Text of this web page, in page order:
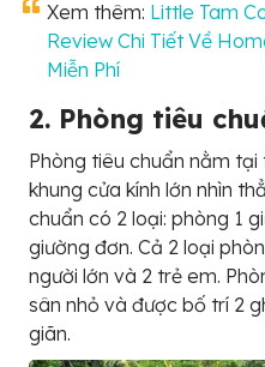
Xem thêm: Little Tam
Review Chi Tiết Về
Miễn Phí
2. Phòng tiêu
Phòng tiêu chuẩn nằm
khung cửa kính lớn nhìn
chuẩn có 2 loại: phòng 1
giường đơn. Cả 2 loại
người lớn và 2 trẻ em.
sân nhỏ và được bố trí 2
giãn.